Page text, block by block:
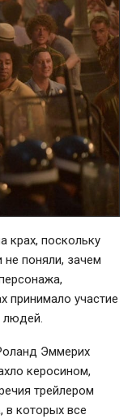
крах, поскольку
не поняли, зачем
принимало участие
людей.
Эммерих
керосином,
трейлером
в которых все